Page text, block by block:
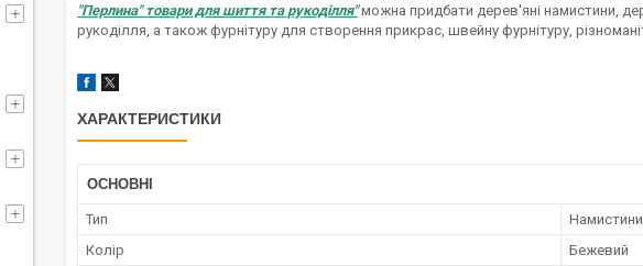
"Перлина" товари для шиття та рукоділля"можна придбати дерев'яні намистини,
рукоділля, а також фурнітуру для створення прикрас, швейну фурнітуру,
ХАРАКТЕРИСТИКИ
ОСНОВНІ
Тип
Намистини
Колір
Бежевий